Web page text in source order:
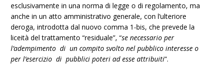
esclusivamente in una norma di legge o di regolamento, ma
anche in un atto amministrativo generale, con l’ulteriore
deroga, introdotta dal nuovo comma 1-bis, che prevede la
liceità del trattamento “residuale”, “se necessario per
l’adempimento di un compito svolto nel pubblico interesse o
per l’esercizio di pubblici poteri ad esse attribuiti”.